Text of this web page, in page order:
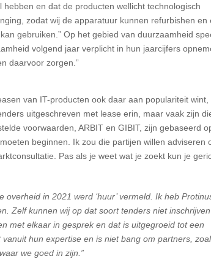
en dat de producten wellicht technologisch
zodat wij de apparatuur kunnen refurbishen en
gebruiken.” Op het gebied van duurzaamheid
volgend jaar verplicht in hun jaarcijfers
daarvoor zorgen.”
van IT-producten ook daar aan populariteit wint,
uitgeschreven met lease erin, maar vaak zijn
voorwaarden, ARBIT en GIBIT, zijn gebaseerd
beginnen. Ik zou die partijen willen adviseren
Pas als je weet wat je zoekt kun je
overheid in 2021 werd ‘huur’ vermeld. Ik heb
Zelf kunnen wij op dat soort tenders niet inschrijven
met elkaar in gesprek en dat is uitgegroeid tot een
hun expertise en is niet bang om partners,
we goed in zijn.”